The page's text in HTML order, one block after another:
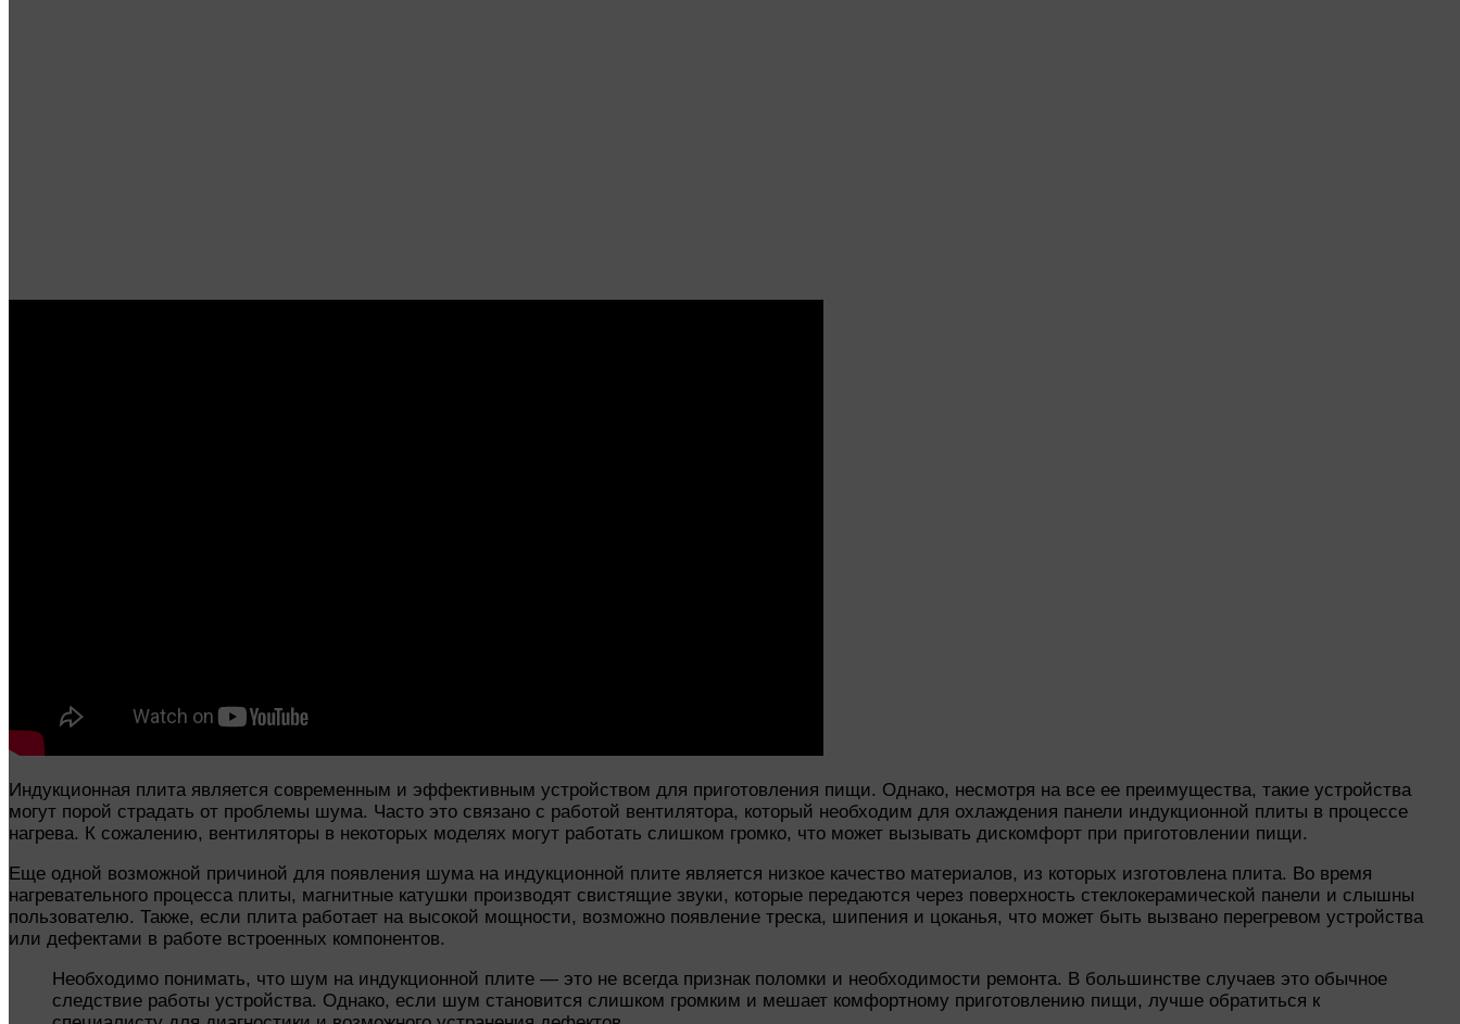
Индукционная плита является современным и эффективным устройством для приготовления пищи. Однако, несмотря на все ее преимущества, такие устройства
могут порой страдать от проблемы шума. Часто это связано с работой вентилятора, который необходим для охлаждения панели индукционной плиты в процессе
нагрева. К сожалению, вентиляторы в некоторых моделях могут работать слишком громко, что может вызывать дискомфорт при приготовлении пищи.
Еще одной возможной причиной для появления шума на индукционной плите является низкое качество материалов, из которых изготовлена плита. Во время
нагревательного процесса плиты, магнитные катушки производят свистящие звуки, которые передаются через поверхность стеклокерамической панели и слышны
пользователю. Также, если плита работает на высокой мощности, возможно появление треска, шипения и цоканья, что может быть вызвано перегревом устройства
или дефектами в работе встроенных компонентов.
Необходимо понимать, что шум на индукционной плите — это не всегда признак поломки и необходимости ремонта. В большинстве случаев это обычное
следствие работы устройства. Однако, если шум становится слишком громким и мешает комфортному приготовлению пищи, лучше обратиться к